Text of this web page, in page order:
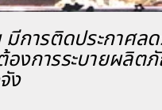
มีการติดประกาศ
องการระบายผลิ
ง